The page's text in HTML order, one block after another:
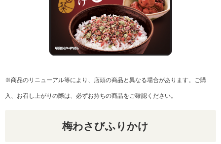
※商品のリニューアル等により、店頭の商品と異なる場合があります。 ご購
入、お召し上がりの際は、必ずお持ちの商品をご確認ください。
梅わさびふりかけ